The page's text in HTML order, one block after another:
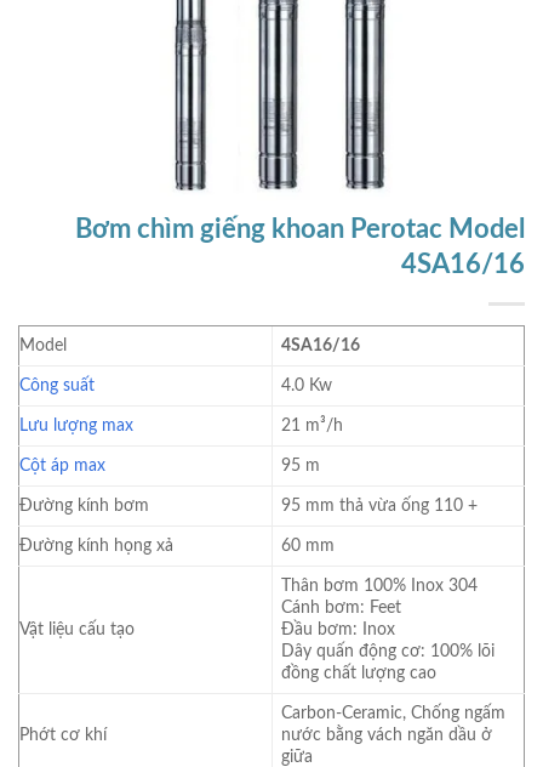
Bơm chìm giếng khoan Perotac Model
4SA16/16
Model 4SA16/16
Công suất 4.0 Kw
Lưu lượng max 21 m³/h
Cột áp max 95 m
Đường kính bơm 95 mm thả vừa ống 110 +
Đường kính họng xả 60 mm
Vật liệu cấu tạo
Thân bơm 100% Inox 304
Cánh bơm: Feet
Đầu bơm: Inox
Dây quấn động cơ: 100% lõi
đồng chất lượng cao
Phớt cơ khí
Carbon-Ceramic, Chống ngấm
nước bằng vách ngăn dầu ở
giữa